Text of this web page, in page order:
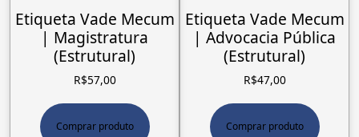
Etiqueta Vade Mecum
| Magistratura
(Estrutural)
R$57,00
Comprar produto
Etiqueta Vade Mecum
| Advocacia Pública
(Estrutural)
R$47,00
Comprar produto